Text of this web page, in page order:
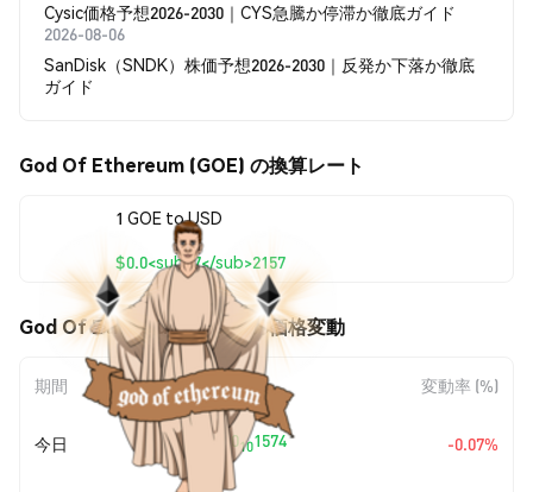
Cysic価格予想2026-2030｜CYS急騰か停滞か徹底ガイド
2026-08-06
SanDisk（SNDK）株価予想2026-2030｜反発か下落か徹底
ガイド
God Of Ethereum (GOE) の換算レート
1 GOE to USD
$0.0<sub>7</sub>2157
God Of Ethereum (GOE) の価格変動
期間 金額変動 変動率 (%)
今日 $0.0101574 -0.07%